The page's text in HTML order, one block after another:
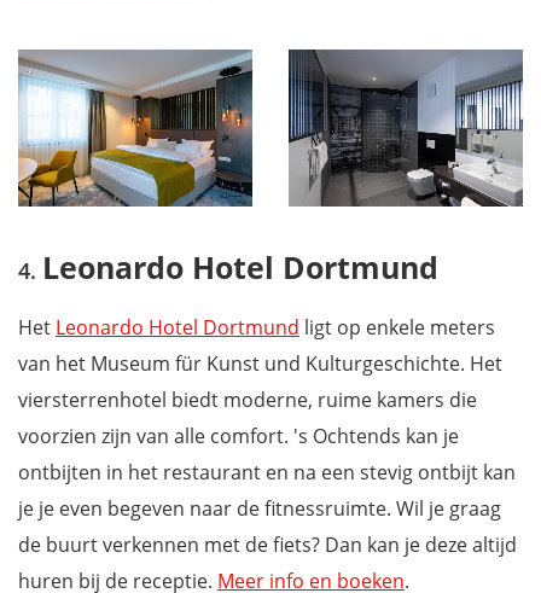
Leonardo Hotel Dortmund
Het Leonardo Hotel Dortmund ligt op enkele meters
van het Museum für Kunst und Kulturgeschichte. Het
viersterrenhotel biedt moderne, ruime kamers die
voorzien zijn van alle comfort. 's Ochtends kan je
ontbijten in het restaurant en na een stevig ontbijt kan
je je even begeven naar de fitnessruimte. Wil je graag
de buurt verkennen met de fiets? Dan kan je deze altijd
huren bij de receptie. Meer info en boeken.